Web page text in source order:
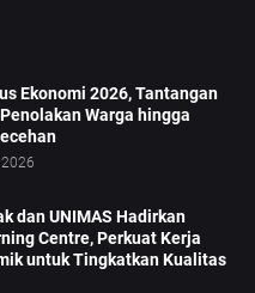
Ekonomi 2026, Tantangan
Warga hingga
dan UNIMAS Hadirkan
Centre, Perkuat Kerja
untuk Tingkatkan Kualitas